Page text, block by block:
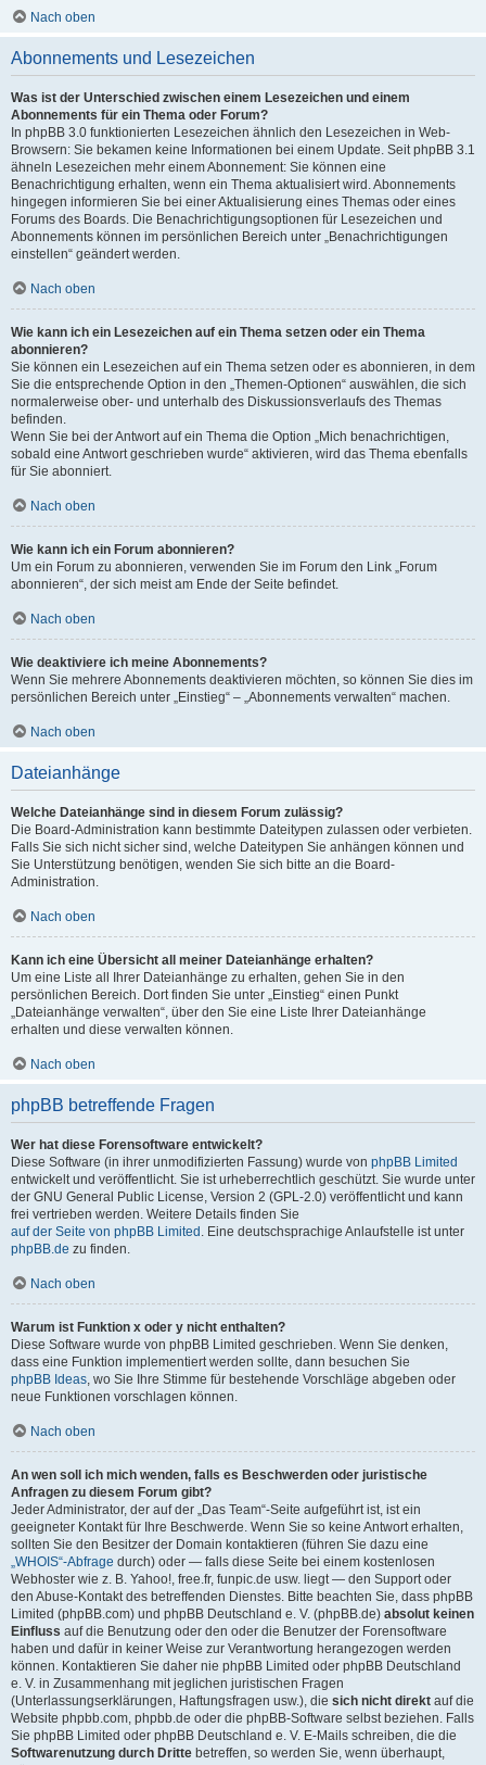
Nach oben
Abonnements und Lesezeichen
Was ist der Unterschied zwischen einem Lesezeichen und einem
Abonnements für ein Thema oder Forum?
In phpBB 3.0 funktionierten Lesezeichen ähnlich den Lesezeichen in Web-
Browsern: Sie bekamen keine Informationen bei einem Update. Seit phpBB 3.1
ähneln Lesezeichen mehr einem Abonnement: Sie können eine
Benachrichtigung erhalten, wenn ein Thema aktualisiert wird. Abonnements
hingegen informieren Sie bei einer Aktualisierung eines Themas oder eines
Forums des Boards. Die Benachrichtigungsoptionen für Lesezeichen und
Abonnements können im persönlichen Bereich unter „Benachrichtigungen
einstellen“ geändert werden.
Nach oben
Wie kann ich ein Lesezeichen auf ein Thema setzen oder ein Thema
abonnieren?
Sie können ein Lesezeichen auf ein Thema setzen oder es abonnieren, in dem
Sie die entsprechende Option in den „Themen-Optionen“ auswählen, die sich
normalerweise ober- und unterhalb des Diskussionsverlaufs des Themas
befinden.
Wenn Sie bei der Antwort auf ein Thema die Option „Mich benachrichtigen,
sobald eine Antwort geschrieben wurde“ aktivieren, wird das Thema ebenfalls
für Sie abonniert.
Nach oben
Wie kann ich ein Forum abonnieren?
Um ein Forum zu abonnieren, verwenden Sie im Forum den Link „Forum
abonnieren“, der sich meist am Ende der Seite befindet.
Nach oben
Wie deaktiviere ich meine Abonnements?
Wenn Sie mehrere Abonnements deaktivieren möchten, so können Sie dies im
persönlichen Bereich unter „Einstieg“ – „Abonnements verwalten“ machen.
Nach oben
Dateianhänge
Welche Dateianhänge sind in diesem Forum zulässig?
Die Board-Administration kann bestimmte Dateitypen zulassen oder verbieten.
Falls Sie sich nicht sicher sind, welche Dateitypen Sie anhängen können und
Sie Unterstützung benötigen, wenden Sie sich bitte an die Board-
Administration.
Nach oben
Kann ich eine Übersicht all meiner Dateianhänge erhalten?
Um eine Liste all Ihrer Dateianhänge zu erhalten, gehen Sie in den
persönlichen Bereich. Dort finden Sie unter „Einstieg“ einen Punkt
„Dateianhänge verwalten“, über den Sie eine Liste Ihrer Dateianhänge
erhalten und diese verwalten können.
Nach oben
phpBB betreffende Fragen
Wer hat diese Forensoftware entwickelt?
Diese Software (in ihrer unmodifizierten Fassung) wurde von phpBB Limited
entwickelt und veröffentlicht. Sie ist urheberrechtlich geschützt. Sie wurde unter
der GNU General Public License, Version 2 (GPL-2.0) veröffentlicht und kann
frei vertrieben werden. Weitere Details finden Sie
auf der Seite von phpBB Limited . Eine deutschsprachige Anlaufstelle ist unter
phpBB.de zu finden.
Nach oben
Warum ist Funktion x oder y nicht enthalten?
Diese Software wurde von phpBB Limited geschrieben. Wenn Sie denken,
dass eine Funktion implementiert werden sollte, dann besuchen Sie
phpBB Ideas, wo Sie Ihre Stimme für bestehende Vorschläge abgeben oder
neue Funktionen vorschlagen können.
Nach oben
An wen soll ich mich wenden, falls es Beschwerden oder juristische
Anfragen zu diesem Forum gibt?
Jeder Administrator, der auf der „Das Team“-Seite aufgeführt ist, ist ein
geeigneter Kontakt für Ihre Beschwerde. Wenn Sie so keine Antwort erhalten,
sollten Sie den Besitzer der Domain kontaktieren (führen Sie dazu eine
„WHOIS“-Abfrage durch) oder — falls diese Seite bei einem kostenlosen
Webhoster wie z. B. Yahoo!, free.fr, funpic.de usw. liegt — den Support oder
den Abuse-Kontakt des betreffenden Dienstes. Bitte beachten Sie, dass phpBB
Limited (phpBB.com) und phpBB Deutschland e. V. (phpBB.de) absolut keinen
Einfluss auf die Benutzung oder den oder die Benutzer der Forensoftware
haben und dafür in keiner Weise zur Verantwortung herangezogen werden
können. Kontaktieren Sie daher nie phpBB Limited oder phpBB Deutschland
e. V. in Zusammenhang mit jeglichen juristischen Fragen
(Unterlassungserklärungen, Haftungsfragen usw.), die sich nicht direkt auf die
Website phpbb.com, phpbb.de oder die phpBB-Software selbst beziehen. Falls
Sie phpBB Limited oder phpBB Deutschland e. V. E-Mails schreiben, die die
Softwarenutzung durch Dritte betreffen, so werden Sie, wenn überhaupt,